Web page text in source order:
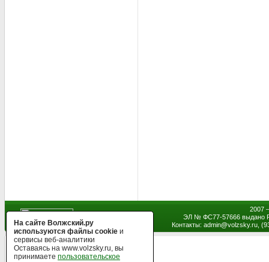
2007
ЭЛ № ФС77-57666 выдано
Контакты: admin@volzsky.ru,
На сайте Волжский.ру
используются файлы cookie и
сервисы веб-аналитики
Оставаясь на www.volzsky.ru, вы
принимаете пользовательское